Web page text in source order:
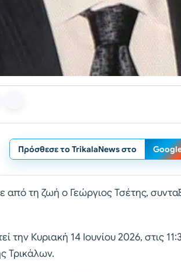
Πρόσθεσε το TrikalaNews στο
από τη ζωή ο Γεώργιος Τσέτης,
την Κυριακή 14 Ιουνίου 2026, στις
Τρικάλων.